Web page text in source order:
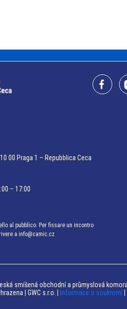
00 Praga 1 – Repubblica Ceca
– 17:00
al pubblico. Per fissare un incontro
a info@camic.cz
smíšená obchodní a průmyslová
| GWC s.r.o. |
Informace o soukromí